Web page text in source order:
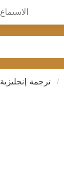
الاستماع
ترجمة إنجليزية